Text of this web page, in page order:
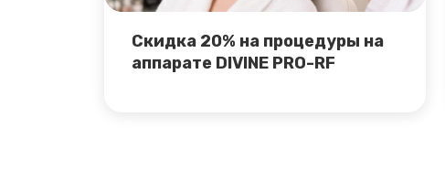
Скидка 20% на процедуры на
аппарате DIVINE PRO-RF